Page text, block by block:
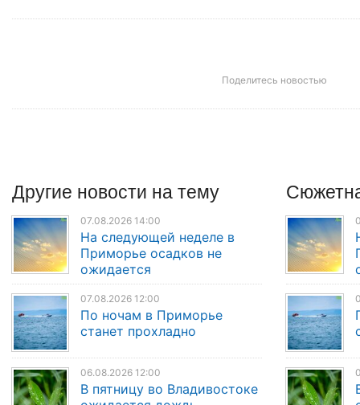
Поделитесь новостью
Другие новости на тему
07.08.2026 14:00
На следующей неделе в
Приморье осадков не
ожидается
07.08.2026 12:00
По ночам в Приморье
станет прохладно
06.08.2026 12:00
В пятницу во Владивостоке